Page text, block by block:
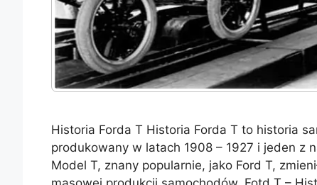
Historia Forda T Historia Forda T to historia
produkowany w latach 1908 – 1927 i jeden z
Model T, znany popularnie, jako Ford T,